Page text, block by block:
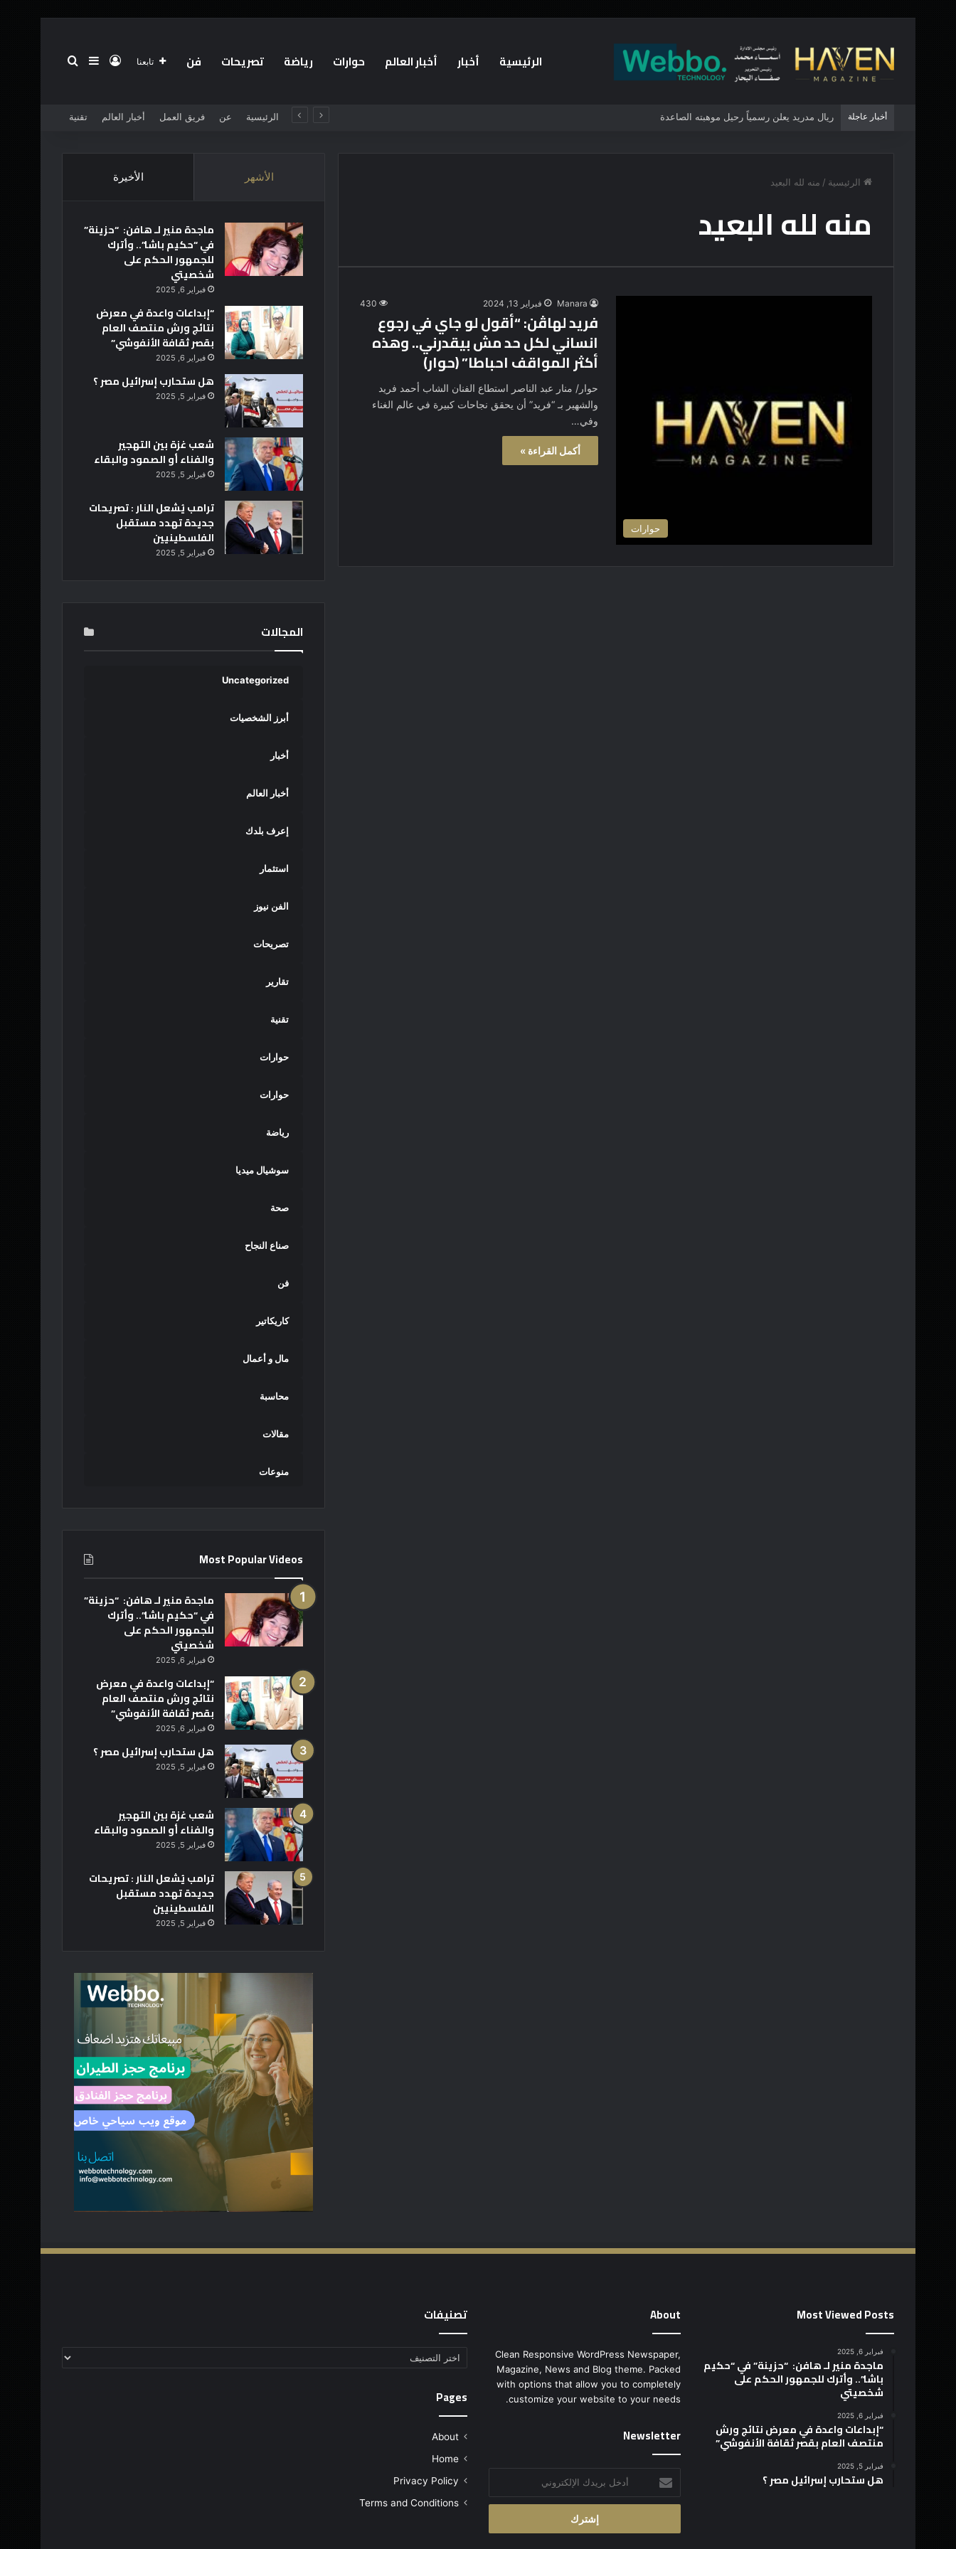
الرئيسية أخبار أخبار العالم حوارات رياضة تصريحات فن تابعنا تسجيل الدخول
إضافة عمود جانبي
أخبار عاجلة ريال مدريد يعلن رسمياً رحيل موهبته الصاعدة الرئيسية عن فريق العمل أخبار العالم تقنية
الرئيسية / منه لله البعيد
منه لله البعيد
حوارات
Manara فبراير 13, 2024 430
فريد لهاڤن: “أقول لو جاي في رجوع
انساني لكل حد مش بيقدرني.. وهذه
أكثر المواقف احباطا” (حوار)
حوار/ منار عبد الناصر استطاع الفنان الشاب أحمد فريد
والشهير بـ “فريد” أن يحقق نجاحات كبيرة في عالم الغناء
وفي…
أكمل القراءة »
الأشهر الأخيرة
ماجدة منير لـ هافن: “حزينة”
في “حكيم باشا”.. وأترك
للجمهور الحكم على
شخصيتي
فبراير 6, 2025
“إبداعات واعدة في معرض
نتائج ورش منتصف العام
بقصر ثقافة الأنفوشي”
فبراير 6, 2025
هل ستحارب إسرائيل مصر ؟
فبراير 5, 2025
شعب غزة بين التهجير
والفناء أو الصمود والبقاء
فبراير 5, 2025
ترامب يُشعل النار : تصريحات
جديدة تهدد مستقبل
الفلسطينيين
فبراير 5, 2025
المجالات
Uncategorized
أبرز الشخصيات
أخبار
أخبار العالم
إعرف بلدك
استثمار
الفن نيوز
تصريحات
تقارير
تقنية
حوارات
حوارات
رياضة
سوشيال ميديا
صحة
صناع النجاح
فن
كاريكاتير
مال و أعمال
محاسبة
مقالات
منوعات
Most Popular Videos
ماجدة منير لـ هافن: “حزينة”
في “حكيم باشا”.. وأترك
للجمهور الحكم على
شخصيتي
فبراير 6, 2025
“إبداعات واعدة في معرض
نتائج ورش منتصف العام
بقصر ثقافة الأنفوشي”
فبراير 6, 2025
هل ستحارب إسرائيل مصر ؟
فبراير 5, 2025
شعب غزة بين التهجير
والفناء أو الصمود والبقاء
فبراير 5, 2025
ترامب يُشعل النار : تصريحات
جديدة تهدد مستقبل
الفلسطينيين
فبراير 5, 2025
Most Viewed Posts
فبراير 6, 2025
ماجدة منير لـ هافن: “حزينة” في “حكيم
باشا”.. وأترك للجمهور الحكم على
شخصيتي
فبراير 6, 2025
“إبداعات واعدة في معرض نتائج ورش
منتصف العام بقصر ثقافة الأنفوشي”
فبراير 5, 2025
هل ستحارب إسرائيل مصر ؟
About
Clean Responsive WordPress Newspaper,
Magazine, News and Blog theme. Packed
with options that allow you to completely
customize your website to your needs.
Newsletter
بريدك
الإلكتروني
تصنيفات
تصنيفات
Pages
About
Home
Privacy Policy
Terms and Conditions